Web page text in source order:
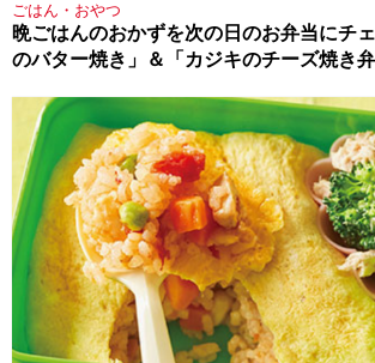
ごはん・おやつ
晩ごはんのおかずを次の日のお弁当にチ
のバター焼き」＆「カジキのチーズ焼き